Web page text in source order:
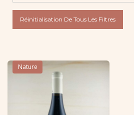
Réinitialisation De Tous Les Filtres
Nature